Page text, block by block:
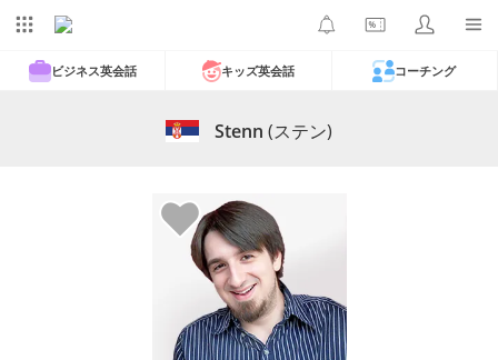
ビジネス英会話 キッズ英会話 コーチング
Stenn (ステン)